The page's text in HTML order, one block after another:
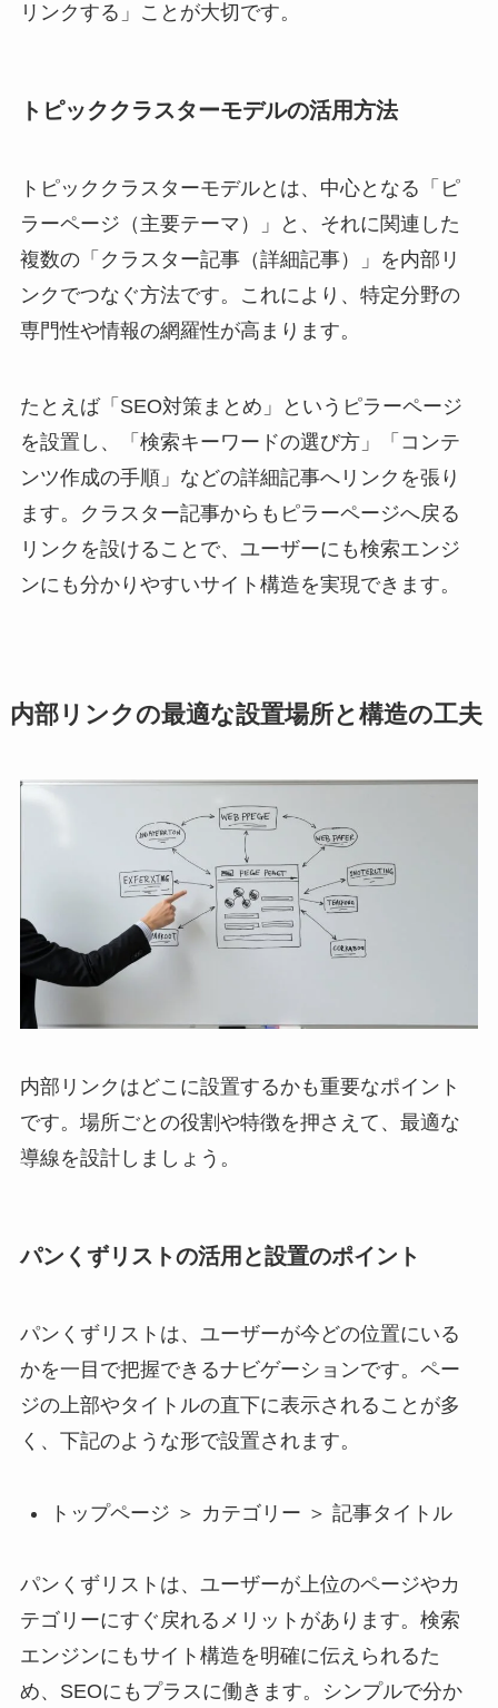
リンクする」ことが大切です。
トピッククラスターモデルの活用方法
トピッククラスターモデルとは、中心となる「ピ
ラーページ（主要テーマ）」と、それに関連した
複数の「クラスター記事（詳細記事）」を内部リ
ンクでつなぐ方法です。これにより、特定分野の
専門性や情報の網羅性が高まります。
たとえば「SEO対策まとめ」というピラーページ
を設置し、「検索キーワードの選び方」「コンテ
ンツ作成の手順」などの詳細記事へリンクを張り
ます。クラスター記事からもピラーページへ戻る
リンクを設けることで、ユーザーにも検索エンジ
ンにも分かりやすいサイト構造を実現できます。
内部リンクの最適な設置場所と構造の工夫
内部リンクはどこに設置するかも重要なポイント
です。場所ごとの役割や特徴を押さえて、最適な
導線を設計しましょう。
パンくずリストの活用と設置のポイント
パンくずリストは、ユーザーが今どの位置にいる
かを一目で把握できるナビゲーションです。ペー
ジの上部やタイトルの直下に表示されることが多
く、下記のような形で設置されます。
トップページ ＞ カテゴリー ＞ 記事タイトル
パンくずリストは、ユーザーが上位のページやカ
テゴリーにすぐ戻れるメリットがあります。検索
エンジンにもサイト構造を明確に伝えられるた
め、SEOにもプラスに働きます。シンプルで分か